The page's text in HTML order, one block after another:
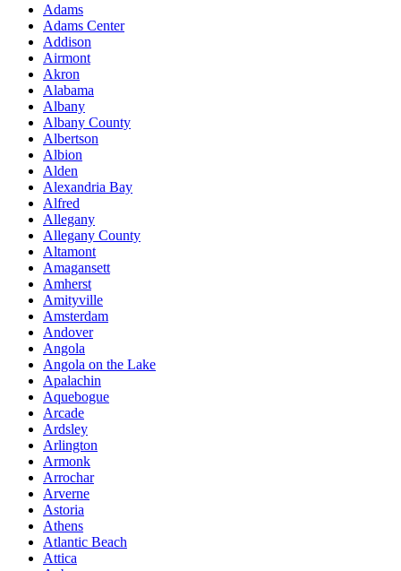
Adams
Adams Center
Addison
Airmont
Akron
Alabama
Albany
Albany County
Albertson
Albion
Alden
Alexandria Bay
Alfred
Allegany
Allegany County
Altamont
Amagansett
Amherst
Amityville
Amsterdam
Andover
Angola
Angola on the Lake
Apalachin
Aquebogue
Arcade
Ardsley
Arlington
Armonk
Arrochar
Arverne
Astoria
Athens
Atlantic Beach
Attica